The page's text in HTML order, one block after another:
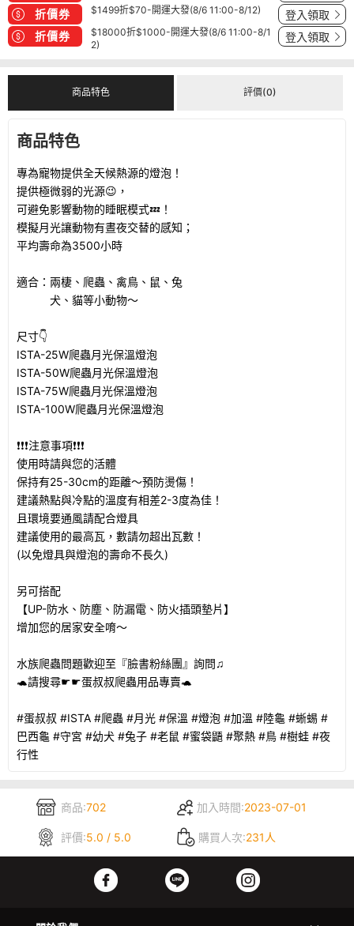
折價券 $1499折$70-開運大發(8/6 11:00-8/12) 登入領取
折價券
$18000折$1000-開運大發(8/6 11:00-8/1
2)
登入領取
商品特色 評價(0)
商品特色
專為寵物提供全天候熱源的燈泡！
提供極微弱的光源😉，
可避免影響動物的睡眠模式💤！
模擬月光讓動物有晝夜交替的感知；
平均壽命為3500小時
適合：兩棲、爬蟲、禽鳥、鼠、兔
犬、貓等小動物～
尺寸👇
ISTA-25W爬蟲月光保溫燈泡
ISTA-50W爬蟲月光保溫燈泡
ISTA-75W爬蟲月光保溫燈泡
ISTA-100W爬蟲月光保溫燈泡
❗❗❗注意事項❗❗❗
使用時請與您的活體
保持有25-30cm的距離～預防燙傷！
建議熱點與冷點的溫度有相差2-3度為佳！
且環境要通風請配合燈具
建議使用的最高瓦，數請勿超出瓦數！
(以免燈具與燈泡的壽命不長久)
另可搭配
【UP-防水、防塵、防漏電、防火插頭墊片】
增加您的居家安全唷～
水族爬蟲問題歡迎至『臉書粉絲團』詢問♫
🐢請搜尋☛☛蛋叔叔爬蟲用品專賣🐢
#蛋叔叔 #ISTA #爬蟲 #月光 #保溫 #燈泡 #加溫 #陸龜 #蜥蜴 #
巴西龜 #守宮 #幼犬 #兔子 #老鼠 #蜜袋鼯 #聚熱 #鳥 #樹蛙 #夜
行性
商品:702 加入時間:2023-07-01
評價:5.0 / 5.0 購買人次:231人